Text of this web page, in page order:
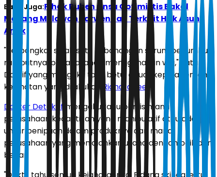
Baca Juga:Pihak Ruben Onsu Optimistis Bakal
Menang Melawan Sarwendah Terkait Hak Asuh
Anak
"Terbongkar salah satu kebohongan serum penumbuh
rambutnya, padahal anda menggunakan wig," kata
Doktif yang mengaku tahu betul di luar kepala tentang
kejahatan yang dilakukan
Richard Lee
Dokter Detektif mengaku tahu persis mana
perusahaan kecantikan yang manipulatif atau ada
unsur penipuan dalam produknya dan mana
perusahaan yang menjalankan usaha dengan baik dan
benar.
"Doktif tahu semua kejahatannya. Bidang skincare itu